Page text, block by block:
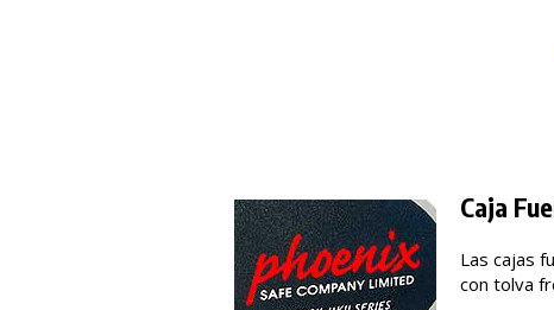
Caja
Las cajas
con tolva